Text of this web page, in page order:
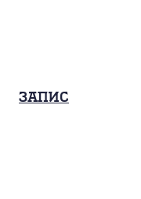
Запис